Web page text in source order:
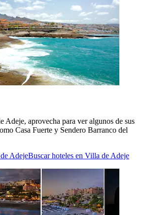
Adeje, aprovecha para ver algunos de sus
Casa Fuerte y Sendero Barranco del
AdejeBuscar hoteles en Villa de Adeje